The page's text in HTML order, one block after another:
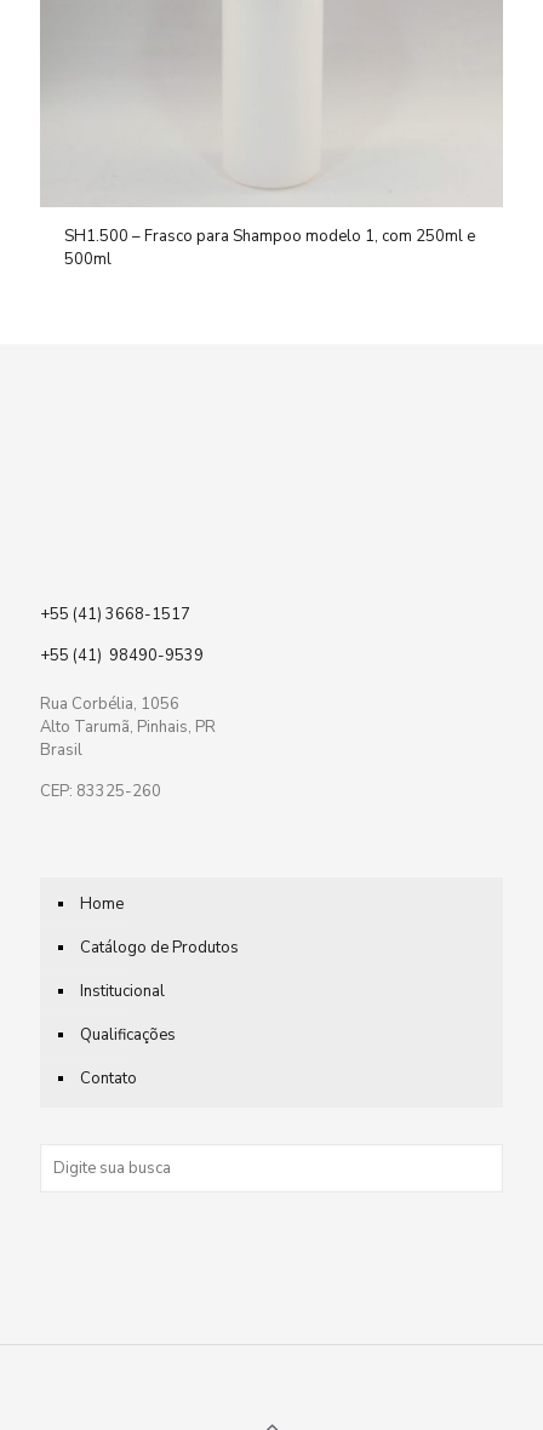
SH1.500 – Frasco para Shampoo modelo 1, com 250ml e
500ml
+55 (41) 3668-1517
+55 (41) 98490-9539
Rua Corbélia, 1056
Alto Tarumã, Pinhais, PR
Brasil
CEP: 83325-260
Home
Catálogo de Produtos
Institucional
Qualificações
Contato